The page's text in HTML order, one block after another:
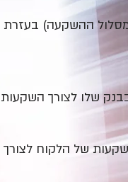
ההשקעה) בעזרת
שלו לצורך השקעות
של הלקוח לצורך